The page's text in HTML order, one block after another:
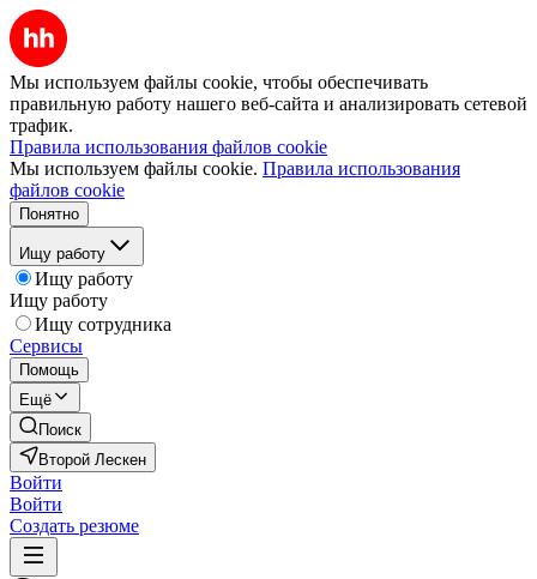
Мы используем файлы cookie, чтобы обеспечивать
правильную работу нашего веб-сайта и анализировать сетевой
трафик.
Правила использования файлов cookie
Мы используем файлы cookie. Правила использования
файлов cookie
Понятно
Ищу работу
Ищу работу
Ищу работу
Ищу сотрудника
Сервисы
Помощь
Ещё
Поиск
Второй Лескен
Войти
Войти
Создать резюме